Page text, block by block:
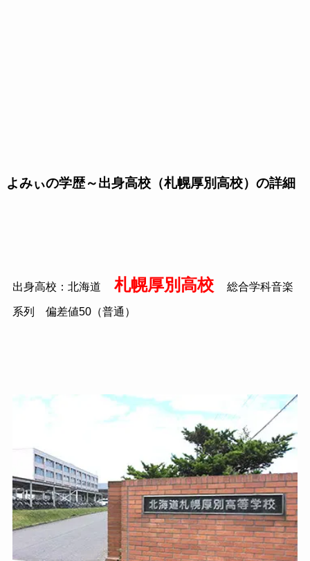
よみぃの学歴～出身高校（札幌厚別高校）の詳細
出身高校：北海道 札幌厚別高校 総合学科音楽
系列 偏差値50（普通）